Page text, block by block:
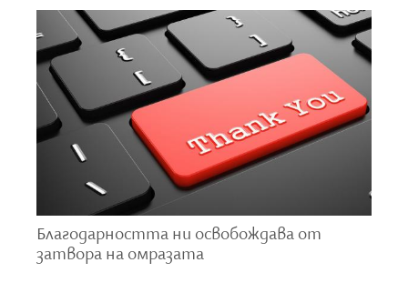
вътрешния си критик и бъдем състрадателни към
себе си, както бихме били към приятел, можем
значително да подобрим благосъстоянието си.
Изследванията показват, че хората, които се
отнасят към себе си като към партньори или
съотборници – вместо опоненти – се чувстват
по-щастливи и по-уверени. Наградите от този вид
самосъстрадание могат да се видят и усетят по-
бързо от резултатите от диетата и
упражненията и могат да ни помогнат да правим
по-добри избори в много сектори от ежедневието
Благодарността ни освобождава от
затвора на омразата